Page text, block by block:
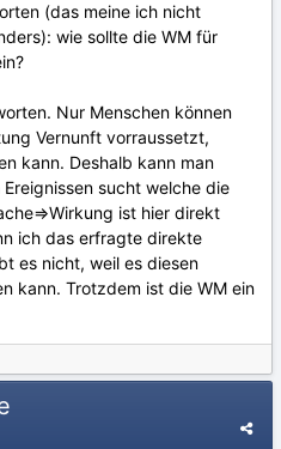
(das meine ich nicht
wie sollte die WM für
Nur Menschen können
Vernunft vorraussetzt,
kann. Deshalb kann man
sucht welche die
ist hier direkt
ich das erfragte direkte
es nicht, weil es diesen
kann. Trotzdem ist die WM ein